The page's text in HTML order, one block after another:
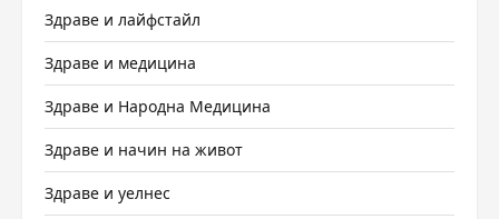
Здраве и лайфстайл
Здраве и медицина
Здраве и Народна Медицина
Здраве и начин на живот
Здраве и уелнес